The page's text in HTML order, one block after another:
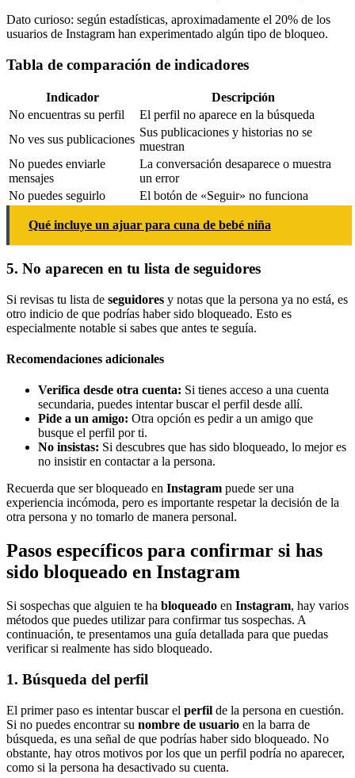
Dato curioso: según estadísticas, aproximadamente el 20% de los
usuarios de Instagram han experimentado algún tipo de bloqueo.
Tabla de comparación de indicadores
Indicador
Descripción
No encuentras su perfil
El perfil no aparece en la búsqueda
No ves sus publicaciones
Sus publicaciones y historias no se
muestran
No puedes enviarle
mensajes
La conversación desaparece o muestra
un error
No puedes seguirlo
El botón de «Seguir» no funciona
Qué incluye un ajuar para cuna de bebé niña
5. No aparecen en tu lista de seguidores
Si revisas tu lista de seguidores y notas que la persona ya no está, es
otro indicio de que podrías haber sido bloqueado. Esto es
especialmente notable si sabes que antes te seguía.
Recomendaciones adicionales
Verifica desde otra cuenta: Si tienes acceso a una cuenta
secundaria, puedes intentar buscar el perfil desde allí.
Pide a un amigo: Otra opción es pedir a un amigo que
busque el perfil por ti.
No insistas: Si descubres que has sido bloqueado, lo mejor es
no insistir en contactar a la persona.
Recuerda que ser bloqueado en Instagram puede ser una
experiencia incómoda, pero es importante respetar la decisión de la
otra persona y no tomarlo de manera personal.
Pasos específicos para confirmar si has
sido bloqueado en Instagram
Si sospechas que alguien te ha bloqueado en Instagram, hay varios
métodos que puedes utilizar para confirmar tus sospechas. A
continuación, te presentamos una guía detallada para que puedas
verificar si realmente has sido bloqueado.
1. Búsqueda del perfil
El primer paso es intentar buscar el perfil de la persona en cuestión.
Si no puedes encontrar su nombre de usuario en la barra de
búsqueda, es una señal de que podrías haber sido bloqueado. No
obstante, hay otros motivos por los que un perfil podría no aparecer,
como si la persona ha desactivado su cuenta.